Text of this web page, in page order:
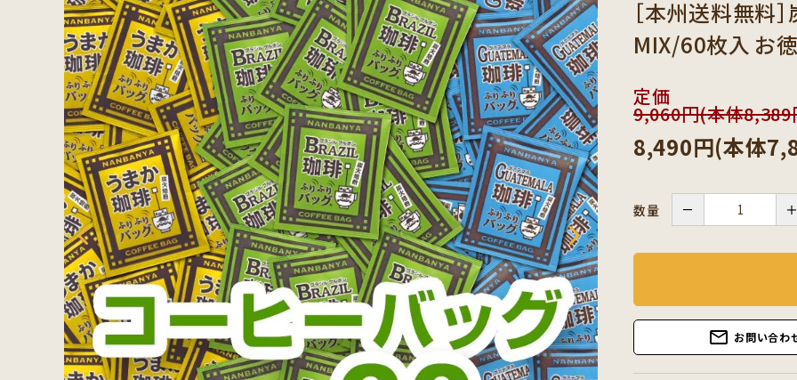
セット商品 コーヒーギフト商品
ようこそ ゲスト 様
ログイン person 新規会員登録
コーヒー豆のこだわり
コーヒー豆お好み検索
カテゴリーから探す
セット商品から探す
ご利用ガイド
インフォメーション
［本州送料無料
MIX/60枚入 お
定価
9,060円(本体8,389
8,490円(本体
数量 －
mail_outline お問い合わ